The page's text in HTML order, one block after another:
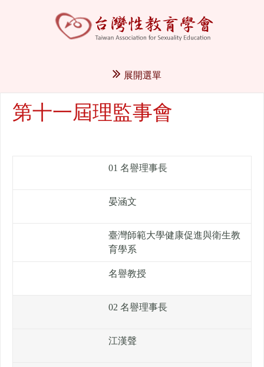
展開選單
第十一屆理監事會
01 名譽理事長
晏涵文
臺灣師範大學健康促進與衛生教
育學系
名譽教授
02 名譽理事長
江漢聲